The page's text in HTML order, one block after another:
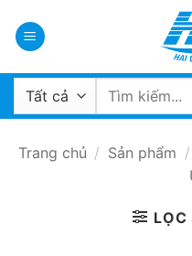
qua
dung
Tìm
Trang chủ / Sản phẩm /
LỌC